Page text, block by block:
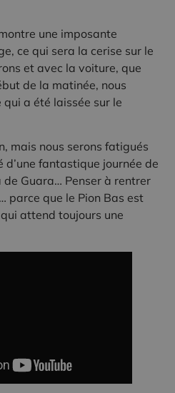
une imposante
ce qui sera la cerise sur le
et avec la voiture, que
de la matinée, nous
a été laissée sur le
mais nous serons fatigués
d’une fantastique journée de
Guara… Penser à rentrer
parce que le Pion Bas est
attend toujours une